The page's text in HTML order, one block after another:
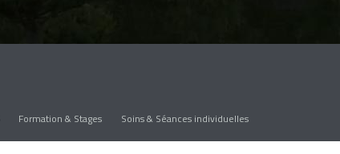
Formation & Stages Soins & Séances individuelles